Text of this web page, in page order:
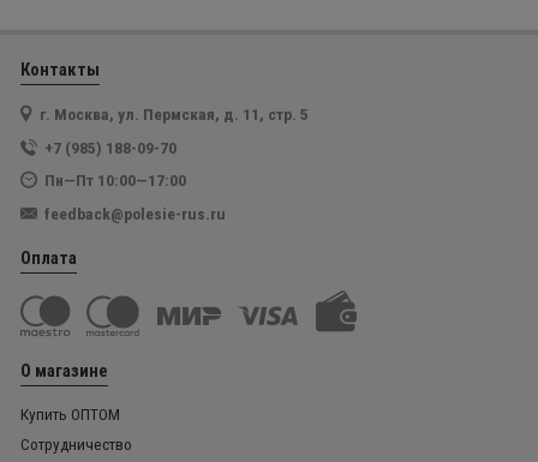
Контакты
г. Москва, ул. Пермская, д. 11, стр. 5
+7 (985) 188-09-70
Пн—Пт 10:00—17:00
feedback@polesie-rus.ru
Оплата
О магазине
Купить ОПТОМ
Сотрудничество